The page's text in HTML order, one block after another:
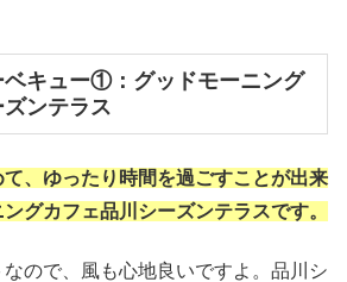
ベキュー①：グッドモーニング
ンテラス
、ゆったり時間を過ごすことが出来
グカフェ品川シーズンテラスです。
ので、風も心地良いですよ。品川シ